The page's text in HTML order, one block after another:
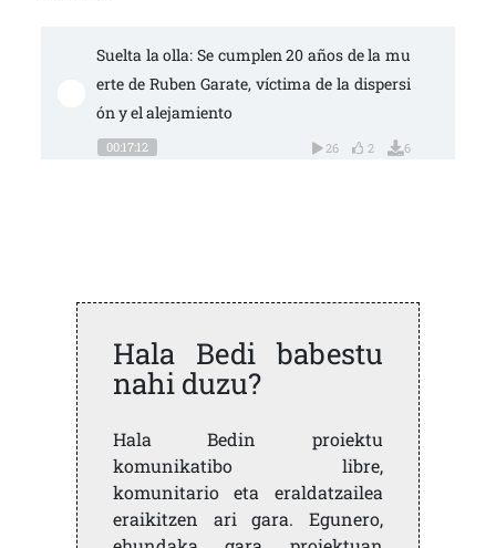
Suelta la olla: Se cumplen 20 años de la mu
erte de Ruben Garate, víctima de la dispersi
ón y el alejamiento
00:17:12 26 2 6
Hala Bedi babestu
nahi duzu?
Hala Bedin proiektu
komunikatibo libre,
komunitario eta eraldatzailea
eraikitzen ari gara. Egunero,